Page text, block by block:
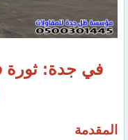
في جدة: ثورة
المقدمة